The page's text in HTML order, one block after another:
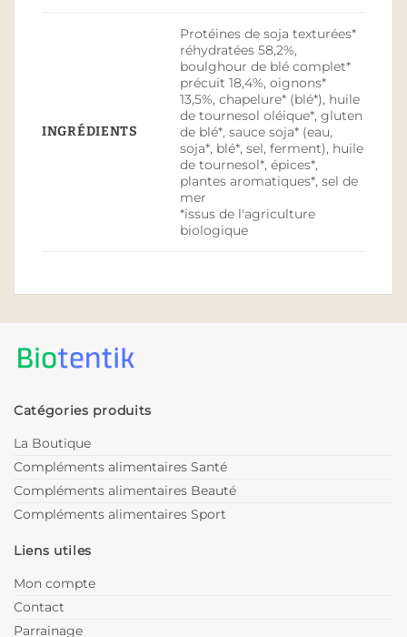
INGRÉDIENTS
Protéines de soja texturées*
réhydratées 58,2%,
boulghour de blé complet*
précuit 18,4%, oignons*
13,5%, chapelure* (blé*), huile
de tournesol oléique*, gluten
de blé*, sauce soja* (eau,
soja*, blé*, sel, ferment), huile
de tournesol*, épices*,
plantes aromatiques*, sel de
mer
*issus de l'agriculture
biologique
Catégories produits
La Boutique
Compléments alimentaires Santé
Compléments alimentaires Beauté
Compléments alimentaires Sport
Liens utiles
Mon compte
Contact
Parrainage